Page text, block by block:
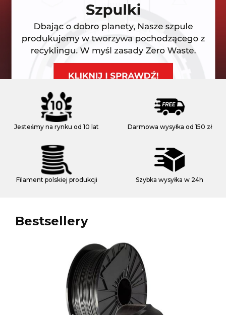
Jesteśmy na rynku od 10 lat Darmowa wysyłka od 150 zł
Filament polskiej produkcji Szybka wysyłka w 24h
Bestsellery